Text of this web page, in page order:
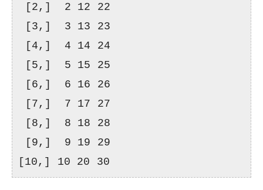
[2,] 2 12 22
[3,] 3 13 23
[4,] 4 14 24
[5,] 5 15 25
[6,] 6 16 26
[7,] 7 17 27
[8,] 8 18 28
[9,] 9 19 29
[10,] 10 20 30